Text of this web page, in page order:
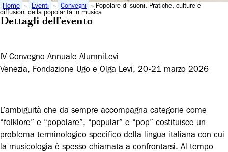
Home » Eventi » Convegni » Popolare di suoni. Pratiche, culture e
diffusioni della popolarità in musica
Dettagli dell'evento
IV Convegno Annuale AlumniLevi
Venezia, Fondazione Ugo e Olga Levi, 20-21 marzo 2026
L’ambiguità che da sempre accompagna categorie come
“folklore” e “popolare”, “popular” e “pop” costituisce un
problema terminologico specifico della lingua italiana con cui
la musicologia è spesso chiamata a confrontarsi. Al tempo